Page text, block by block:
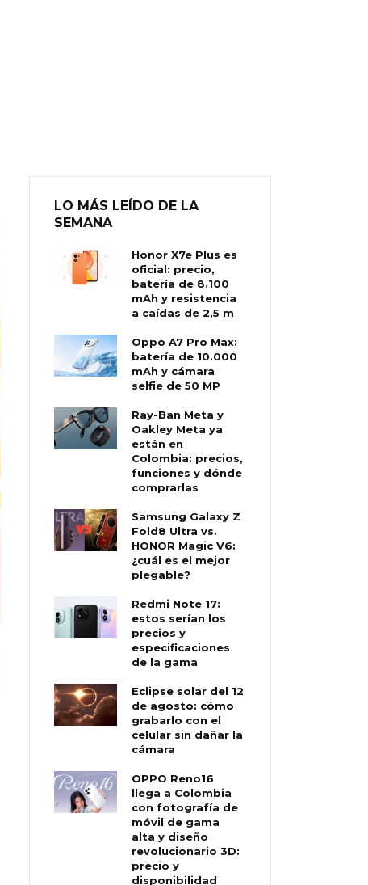
LO MÁS LEÍDO DE LA
SEMANA
Honor X7e Plus es
oficial: precio,
batería de 8.100
mAh y resistencia
a caídas de 2,5 m
Oppo A7 Pro Max:
batería de 10.000
mAh y cámara
selfie de 50 MP
Ray-Ban Meta y
Oakley Meta ya
están en
Colombia: precios,
funciones y dónde
comprarlas
Samsung Galaxy Z
Fold8 Ultra vs.
HONOR Magic V6:
¿cuál es el mejor
plegable?
Redmi Note 17:
estos serían los
precios y
especificaciones
de la gama
Eclipse solar del 12
de agosto: cómo
grabarlo con el
celular sin dañar la
cámara
OPPO Reno16
llega a Colombia
con fotografía de
móvil de gama
alta y diseño
revolucionario 3D:
precio y
disponibilidad